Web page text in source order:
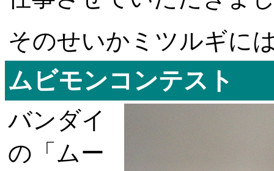
そのせいかミツルギに
ムビモンコンテスト
バンダイ
の「ムー